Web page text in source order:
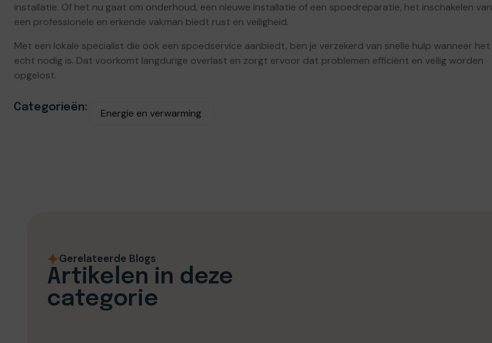
installatie. Of het nu gaat om onderhoud, een nieuwe installatie of een spoedreparatie, het inschakelen van
een professionele en erkende vakman biedt rust en veiligheid.
Met een lokale specialist die ook een spoedservice aanbiedt, ben je verzekerd van snelle hulp wanneer het
echt nodig is. Dat voorkomt langdurige overlast en zorgt ervoor dat problemen efficiënt en veilig worden
opgelost.
Categorieën: Energie en verwarming
Gerelateerde Blogs
Artikelen in deze
categorie